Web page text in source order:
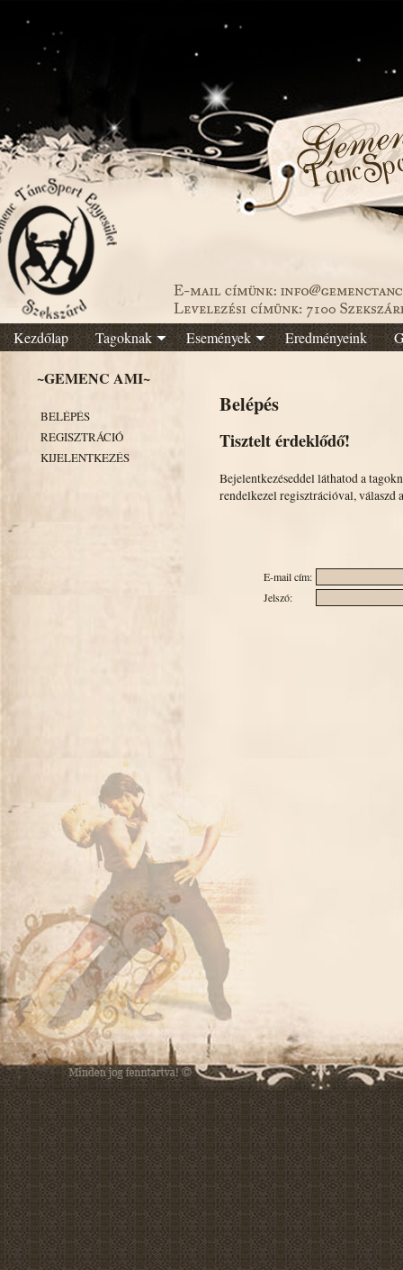
Kezdőlap Tagoknak Események Eredményeink
~GEMENC AMI~
BELÉPÉS
REGISZTRÁCIÓ
KIJELENTKEZÉS
Belépés
Tisztelt érdeklődő!
Bejelentkezéseddel láthatod a
rendelkezel regisztrációval,
E-mail cím:
Jelszó: